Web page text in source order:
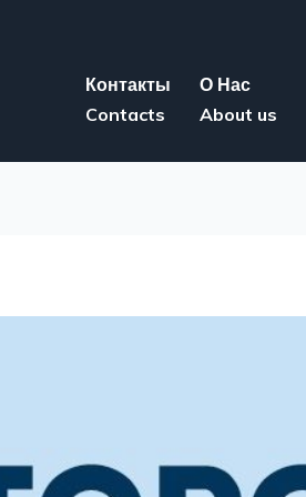
Контакты
Contacts
О Нас
About us